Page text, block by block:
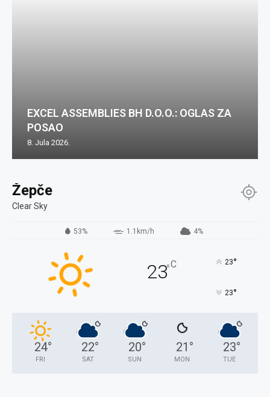
Žepče
Clear Sky
53% 1.1km/h 4%
23°C 23°
23°
24°
FRI
22°
SAT
20°
SUN
21 °
MON
23°
TUE
EXCEL ASSEMBLIES BH D.O.O.: OGLAS ZA
POSAO
8. Jula 2026.